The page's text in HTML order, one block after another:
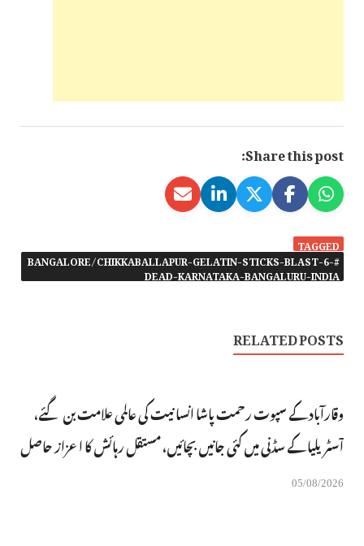
Share this post:
TAGGED
#BANGALORE/CHIKKABALLAPUR-GELATIN-STICKS-BLAST-6-
DEAD-KARNATAKA-BANGALURU-INDIA
RELATED POSTS
وقارآباد کے سپوت رحمت پاشا انسانیت کی عالمی علامت بن گئے،
آسٹریلیا کے سڈنی میں کئی جانیں بچائیں، مستقل رہائش کا اعزاز حاصل
05/08/2026